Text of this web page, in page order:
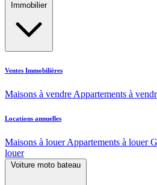
Immobilier
Ventes Immobilières
Maisons à vendre Appartements à
Locations annuelles
Maisons à louerAppartements à louer
louer
Voiture moto bateau